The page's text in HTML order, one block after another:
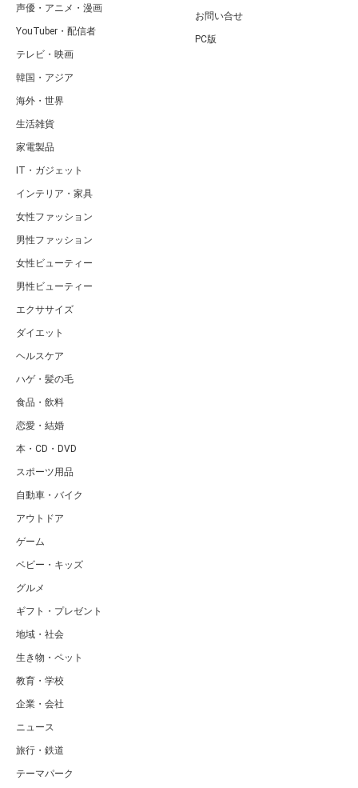
声優・アニメ・漫画
YouTuber・配信者
テレビ・映画
韓国・アジア
海外・世界
生活雑貨
家電製品
IT・ガジェット
インテリア・家具
女性ファッション
男性ファッション
女性ビューティー
男性ビューティー
エクササイズ
ダイエット
ヘルスケア
ハゲ・髪の毛
食品・飲料
恋愛・結婚
本・CD・DVD
スポーツ用品
自動車・バイク
アウトドア
ゲーム
ベビー・キッズ
グルメ
ギフト・プレゼント
地域・社会
生き物・ペット
教育・学校
企業・会社
ニュース
旅行・鉄道
テーマパーク
お問い合せ
PC版